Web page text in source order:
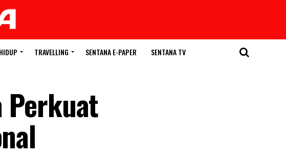
TRAVELLING SENTANA E-PAPER SENTANA TV
Perkuat